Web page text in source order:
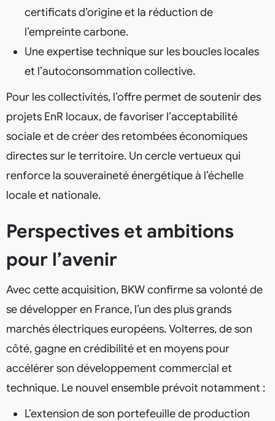
certificats d’origine et la réduction de
l’empreinte carbone.
Une expertise technique sur les boucles locales
et l’autoconsommation collective.
Pour les collectivités, l’offre permet de soutenir des
projets EnR locaux, de favoriser l’acceptabilité
sociale et de créer des retombées économiques
directes sur le territoire. Un cercle vertueux qui
renforce la souveraineté énergétique à l’échelle
locale et nationale.
Perspectives et ambitions
pour l’avenir
Avec cette acquisition, BKW confirme sa volonté de
se développer en France, l’un des plus grands
marchés électriques européens. Volterres, de son
côté, gagne en crédibilité et en moyens pour
accélérer son développement commercial et
technique. Le nouvel ensemble prévoit notamment :
L’extension de son portefeuille de production